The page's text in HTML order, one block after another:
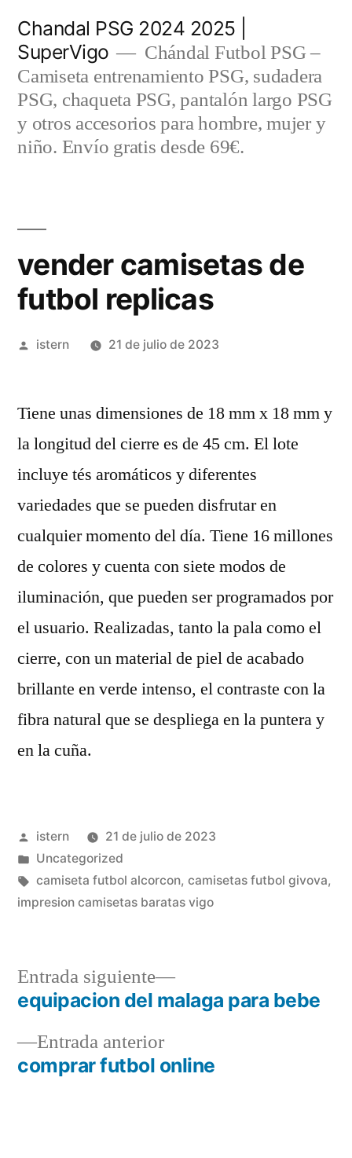
contenido
Chandal PSG 2024 2025 |
SuperVigo
Chándal Futbol PSG –
Camiseta entrenamiento PSG, sudadera
PSG, chaqueta PSG, pantalón largo PSG
y otros accesorios para hombre, mujer y
niño. Envío gratis desde 69€.
vender camisetas de
futbol replicas
Publicado
istern 21 de julio de 2023
Tiene unas dimensiones de 18 mm x 18 mm y
la longitud del cierre es de 45 cm. El lote
incluye tés aromáticos y diferentes
variedades que se pueden disfrutar en
cualquier momento del día. Tiene 16 millones
de colores y cuenta con siete modos de
iluminación, que pueden ser programados por
el usuario. Realizadas, tanto la pala como el
cierre, con un material de piel de acabado
brillante en verde intenso, el contraste con la
fibra natural que se despliega en la puntera y
en la cuña.
Publicado
por
istern
21 de julio de 2023
Publicado
en
Uncategorized
Etiquetas:
camiseta futbol alcorcon, camisetas futbol givova,
impresion camisetas baratas vigo
Navegación
de
entradas
Entrada anteriorEntrada
anterior:
comprar futbol online
Entrada siguiente
Entrada
siguiente:
equipacion del malaga para bebe